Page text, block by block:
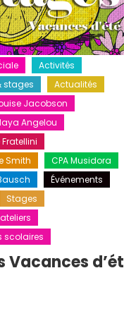
Activités
stages
Actualités
Jacobson
Angelou
Fratellini
Smith
CPA Musidora
Événements
Stages
scolaires
Vacances